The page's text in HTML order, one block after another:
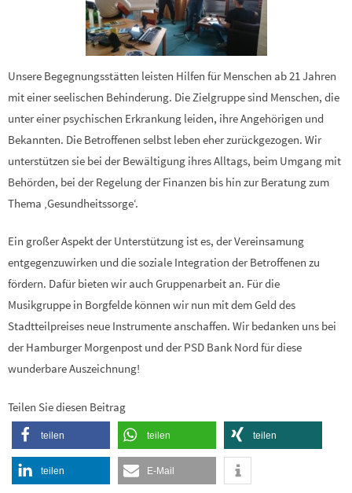
Unsere Begegnungsstätten leisten Hilfen für Menschen ab 21 Jahren
mit einer seelischen Behinderung. Die Zielgruppe sind Menschen, die
unter einer psychischen Erkrankung leiden, ihre Angehörigen und
Bekannten. Die Betroffenen selbst leben eher zurückgezogen. Wir
unterstützen sie bei der Bewältigung ihres Alltags, beim Umgang mit
Behörden, bei der Regelung der Finanzen bis hin zur Beratung zum
Thema ‚Gesundheitssorge‘.
Ein großer Aspekt der Unterstützung ist es, der Vereinsamung
entgegenzuwirken und die soziale Integration der Betroffenen zu
fördern. Dafür bieten wir auch Gruppenarbeit an. Für die
Musikgruppe in Borgfelde können wir nun mit dem Geld des
Stadtteilpreises neue Instrumente anschaffen. Wir bedanken uns bei
der Hamburger Morgenpost und der PSD Bank Nord für diese
wunderbare Auszeichnung!
Teilen Sie diesen Beitrag
teilen teilen teilen
teilen E-Mail